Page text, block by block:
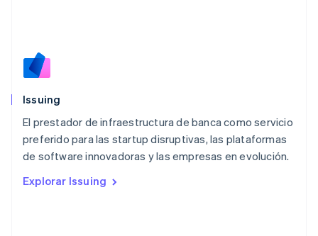
Issuing
El prestador de infraestructura de banca como servicio
preferido para las startup disruptivas, las plataformas
de software innovadoras y las empresas en evolución.
Explorar Issuing
Malta
México
Español
English
Nueva Zelanda
English
Nederlands English